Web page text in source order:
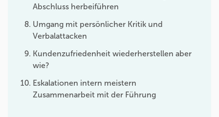
Abschluss herbeiführen
Umgang mit persönlicher Kritik und
Verbalattacken
Kundenzufriedenheit wiederherstellen aber
wie?
Eskalationen intern meistern
Zusammenarbeit mit der Führung